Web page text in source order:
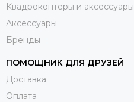
Квадрокоптеры и аксессуары
Аксессуары
Бренды
ПОМОЩНИК ДЛЯ ДРУЗЕЙ
Доставка
Оплата